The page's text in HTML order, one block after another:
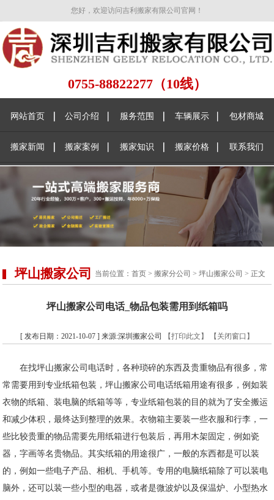
您好，欢迎访问吉利搬家有限公司官网！
0755-88822277（10线）
网站首页 公司介绍 服务范围 车辆展示 包材商城
搬家新闻 搬家案例 搬家知识 搬家价格 联系我们
坪山搬家公司 当前位置： 首页> 搬家分公司 > 坪山搬家公司 > 正文
坪山搬家公司电话_物品包装需用到纸箱吗
[ 发布日期：2021-10-07 ] 来源:深圳搬家公司 【打印此文】 【关闭窗口】
在找坪山搬家公司电话时，各种琐碎的东西及贵重物品有很多，常
常需要用到专业纸箱包装，坪山搬家公司电话纸箱用途有很多，例如装
衣物的纸箱、装电脑的纸箱等等，专业纸箱包装的目的就为了安全搬运
和减少体积，最终达到整理的效果。衣物箱主要装一些衣服和行李，一
些比较贵重的物品需要先用纸箱进行包装后，再用木架固定，例如瓷
器，字画等名贵物品。其实纸箱的用途很广，一般的东西都是可以装
的，例如一些电子产品、相机、手机等。专用的电脑纸箱除了可以装电
脑外，还可以装一些小型的电器，或者是微波炉以及保温炉、小型热水